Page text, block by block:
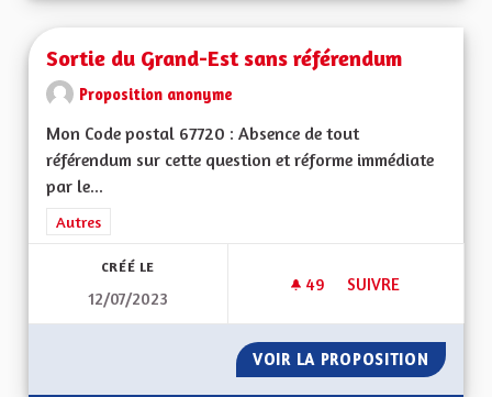
Sortie du Grand-Est sans référendum
Proposition anonyme
Mon Code postal 67720 : Absence de tout
référendum sur cette question et réforme immédiate
par le...
Filtrer les résultats de la catégorie : Autres
Autres
CRÉÉ LE
12/07/2023
49 49 ABONNÉS
SUIVRE
VOIR LA PROPOSITION